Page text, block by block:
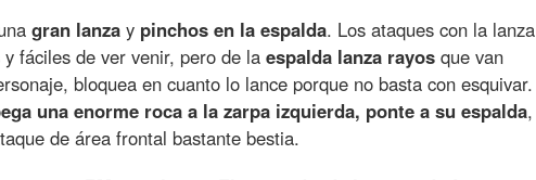
gran lanza y pinchos en la espalda. Los ataques con la lanza
fáciles de ver venir, pero de la espalda lanza rayos que van
bloquea en cuanto lo lance porque no basta con esquivar.
una enorme roca a la zarpa izquierda, ponte a su espalda,
de área frontal bastante bestia.